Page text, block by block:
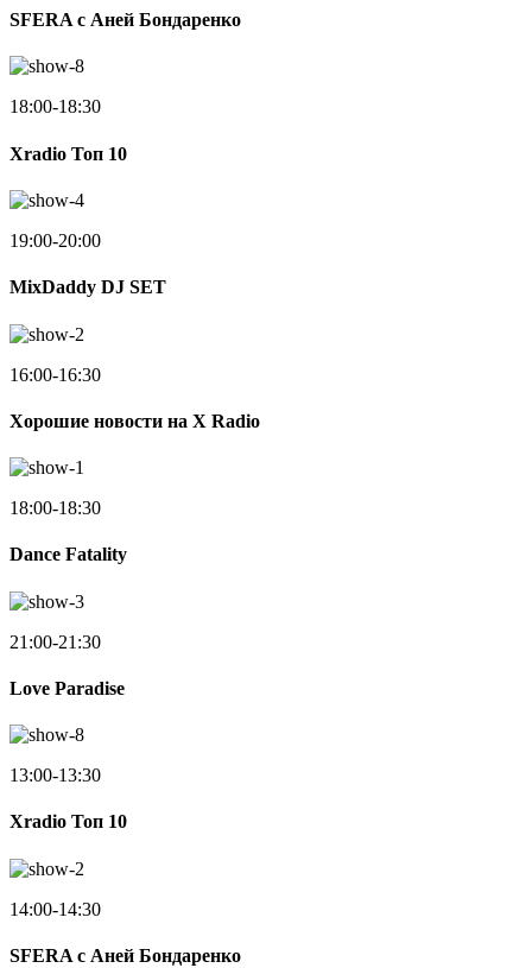
SFERA с Аней Бондаренко
18:00-18:30
Xradio Топ 10
19:00-20:00
MixDaddy DJ SET
16:00-16:30
Хорошие новости на X Radio
18:00-18:30
Dance Fatality
21:00-21:30
Love Paradise
13:00-13:30
Xradio Топ 10
14:00-14:30
SFERA с Аней Бондаренко